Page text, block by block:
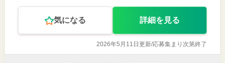
気になる 詳細を見る
2026年5月11日更新/応募集まり次第終了